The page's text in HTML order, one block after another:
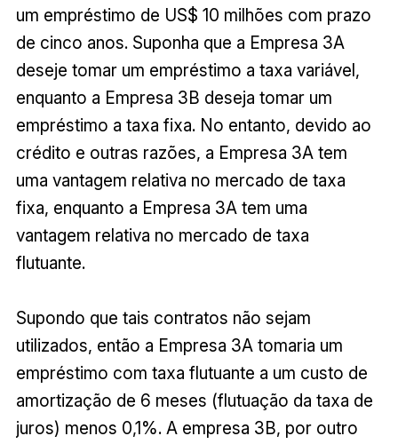
um empréstimo de US$ 10 milhões com prazo
de cinco anos. Suponha que a Empresa 3A
deseje tomar um empréstimo a taxa variável,
enquanto a Empresa 3B deseja tomar um
empréstimo a taxa fixa. No entanto, devido ao
crédito e outras razões, a Empresa 3A tem
uma vantagem relativa no mercado de taxa
fixa, enquanto a Empresa 3A tem uma
vantagem relativa no mercado de taxa
flutuante.
Supondo que tais contratos não sejam
utilizados, então a Empresa 3A tomaria um
empréstimo com taxa flutuante a um custo de
amortização de 6 meses (flutuação da taxa de
juros) menos 0,1%. A empresa 3B, por outro